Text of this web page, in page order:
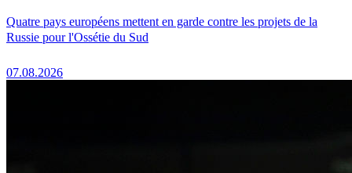
Quatre pays européens mettent en garde contre les projets de la
Russie pour l'Ossétie du Sud
07.08.2026